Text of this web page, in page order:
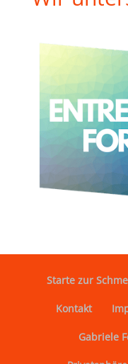
Starte zur
Kontakt
Gabriele